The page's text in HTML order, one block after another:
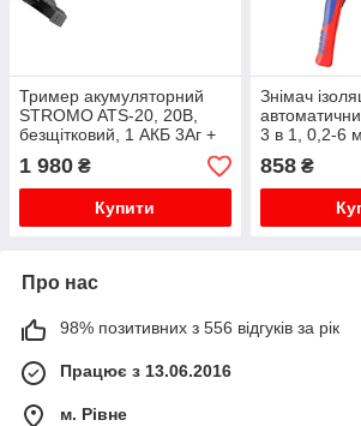
Тример акумуляторний
STROMO ATS-20, 20В,
безщітковий, 1 АКБ 3Аг +
ЗП
1 980 ₴
Купити
Знімач
3 в 1, 0,2-6
WP291007
858₴
Про нас
98% позитивних з 556 відгуків за рік
Працює з 13.06.2016
м. Рівне